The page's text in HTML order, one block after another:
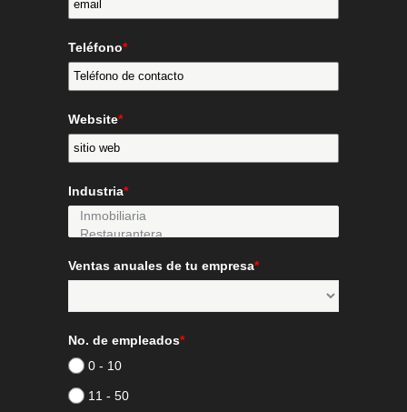
Teléfono*
Website*
Industria*
Ventas anuales de tu empresa*
No. de empleados*
0 - 10
11 - 50